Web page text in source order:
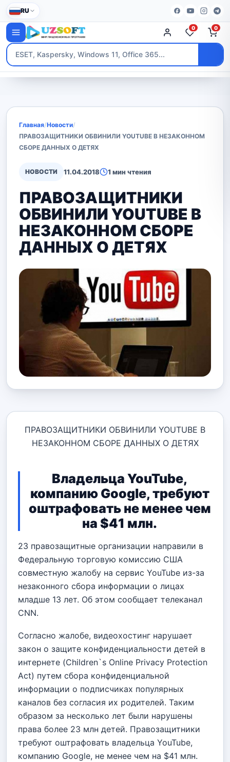
RU
0 0
Главная/Новости/
ПРАВОЗАЩИТНИКИ ОБВИНИЛИ YOUTUBE В НЕЗАКОННОМ
СБОРЕ ДАННЫХ О ДЕТЯХ
НОВОСТИ 11.04.2018 1 мин чтения
ПРАВОЗАЩИТНИКИ
ОБВИНИЛИ YOUTUBE В
НЕЗАКОННОМ СБОРЕ
ДАННЫХ О ДЕТЯХ
ПРАВОЗАЩИТНИКИ ОБВИНИЛИ YOUTUBE В
НЕЗАКОННОМ СБОРЕ ДАННЫХ О ДЕТЯХ
Владельца YouTube,
компанию Google, требуют
оштрафовать не менее чем
на $41 млн.
23 правозащитные организации направили в
Федеральную торговую комиссию США
совместную жалобу на сервис YouTube из-за
незаконного сбора информации о лицах
младше 13 лет. Об этом сообщает телеканал
CNN.
Согласно жалобе, видеохостинг нарушает
закон о защите конфиденциальности детей в
интернете (Children`s Online Privacy Protection
Act) путем сбора конфиденциальной
информации о подписчиках популярных
каналов без согласия их родителей. Таким
образом за несколько лет были нарушены
права более 23 млн детей. Правозащитники
требуют оштрафовать владельца YouTube,
компанию Google, не менее чем на $41 млн.